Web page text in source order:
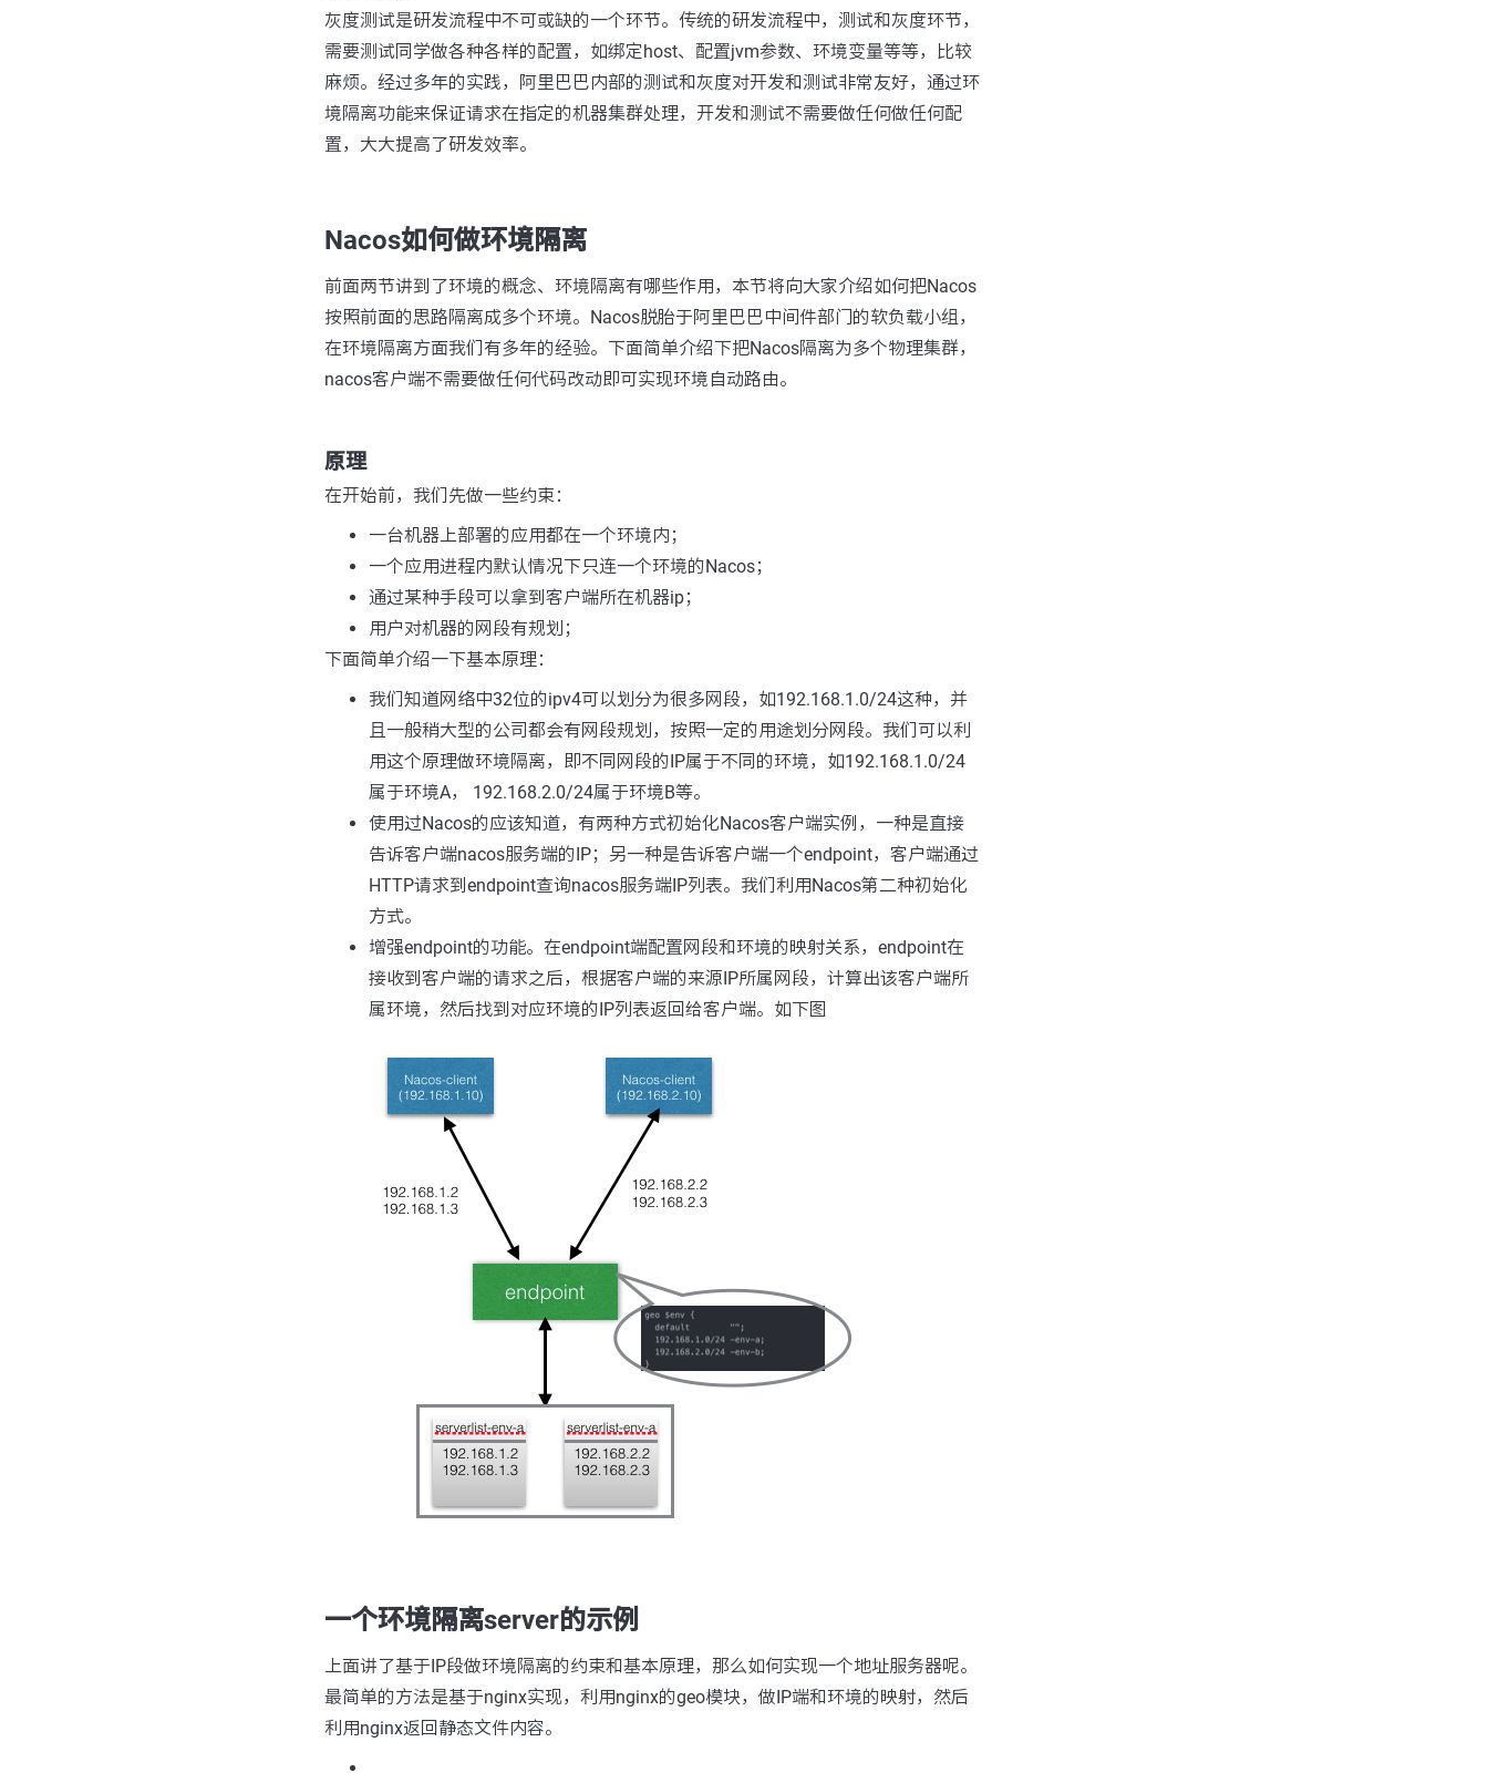
灰度测试是研发流程中不可或缺的一个环节。传统的研发流程中，测试和灰度环节，
需要测试同学做各种各样的配置，如绑定host、配置jvm参数、环境变量等等，比较
麻烦。经过多年的实践，阿里巴巴内部的测试和灰度对开发和测试非常友好，通过环
境隔离功能来保证请求在指定的机器集群处理，开发和测试不需要做任何做任何配
置，大大提高了研发效率。
Nacos如何做环境隔离
前面两节讲到了环境的概念、环境隔离有哪些作用，本节将向大家介绍如何把Nacos
按照前面的思路隔离成多个环境。Nacos脱胎于阿里巴巴中间件部门的软负载小组，
在环境隔离方面我们有多年的经验。下面简单介绍下把Nacos隔离为多个物理集群，
nacos客户端不需要做任何代码改动即可实现环境自动路由。
原理
在开始前，我们先做一些约束：
一台机器上部署的应用都在一个环境内；
一个应用进程内默认情况下只连一个环境的Nacos；
通过某种手段可以拿到客户端所在机器ip；
用户对机器的网段有规划；
下面简单介绍一下基本原理：
我们知道网络中32位的ipv4可以划分为很多网段，如192.168.1.0/24这种，并
且一般稍大型的公司都会有网段规划，按照一定的用途划分网段。我们可以利
用这个原理做环境隔离，即不同网段的IP属于不同的环境，如192.168.1.0/24
属于环境A， 192.168.2.0/24属于环境B等。
使用过Nacos的应该知道，有两种方式初始化Nacos客户端实例，一种是直接
告诉客户端nacos服务端的IP；另一种是告诉客户端一个endpoint，客户端通过
HTTP请求到endpoint查询nacos服务端IP列表。我们利用Nacos第二种初始化
方式。
增强endpoint的功能。在endpoint端配置网段和环境的映射关系，endpoint在
接收到客户端的请求之后，根据客户端的来源IP所属网段，计算出该客户端所
属环境，然后找到对应环境的IP列表返回给客户端。如下图
一个环境隔离server的示例
上面讲了基于IP段做环境隔离的约束和基本原理，那么如何实现一个地址服务器呢。
最简单的方法是基于nginx实现，利用nginx的geo模块，做IP端和环境的映射，然后
利用nginx返回静态文件内容。